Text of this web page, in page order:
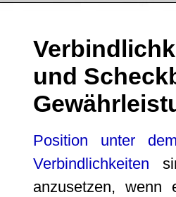
und
Position
unter
Verbindlichkeiten
anzusetzen,